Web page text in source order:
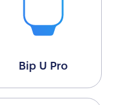
Bip U Pro